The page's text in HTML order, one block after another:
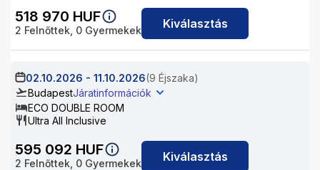
518 970 HUF
2 Felnőttek, 0 Gyermekek Kiválasztás
02.10.2026 - 11.10.2026(9 Éjszaka)
BudapestJáratinformációk
ECO DOUBLE ROOM
Ultra All Inclusive
595 092 HUF
2 Felnőttek, 0 Gyermekek Kiválasztás